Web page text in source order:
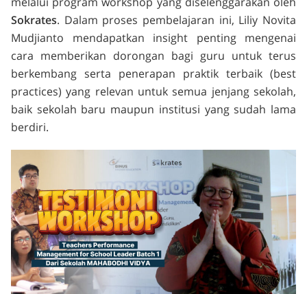
Sokrates. Dalam proses pembelajaran ini, Liliy Novita
Mudjianto mendapatkan insight penting mengenai
cara memberikan dorongan bagi guru untuk terus
berkembang serta penerapan praktik terbaik (best
practices) yang relevan untuk semua jenjang sekolah,
baik sekolah baru maupun institusi yang sudah lama
berdiri.